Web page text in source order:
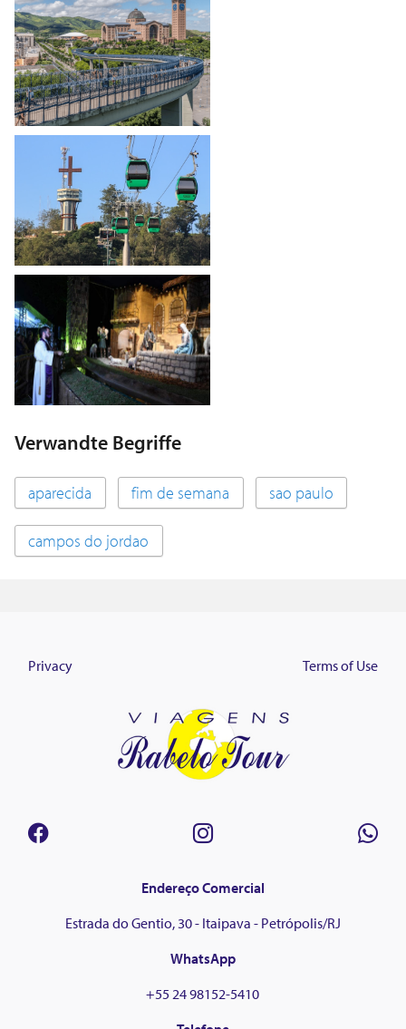
Verwandte Begriffe
aparecida fim de semana sao paulo
campos do jordao
Privacy Terms of Use
Endereço Comercial
Estrada do Gentio, 30 - Itaipava - Petrópolis/RJ
WhatsApp
+55 24 98152-5410